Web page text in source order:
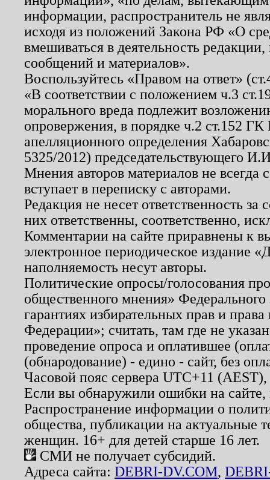
информации, распространитель не
исходя из положений Закона РФ «О
вмешиваться в деятельность
сообщений и материалов».
Воспользуйтесь «Правом на ответ»
«В соответствии с положением ч.3
морального вреда подлежит
опровержения, в порядке ч.2 ст.152
апелляционного определения
5325/2012) председательствующего
Мнения авторов материалов не
вступает в переписку с авторами.
Редакция не несет ответственность
них ответственны, соответственно,
Комментарии на сайте приравнены к
электронное периодическое издание
наполняемость несут авторы.
Политические опросы/голосования
общественного мнения»
гарантиях избирательных прав и
Федерации»; считать, там где не
проведение опроса и оплатившее
(обнародование) - едино - сайт, без
Часовой пояс сервера UTC+11
Если вы обнаружили ошибки на
Распространение информации о
общества, публикации на актуальные
женщин. 16+ для детей старше 16 лет.
СМИ не получает субсидий.
Адреса сайта: DEBRI-DV.COM,